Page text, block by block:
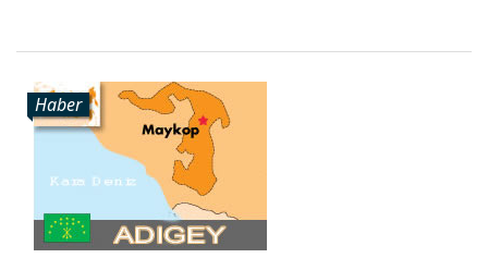
Haber